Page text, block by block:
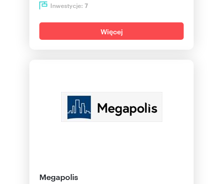
Inwestycje: 7
Więcej
Megapolis